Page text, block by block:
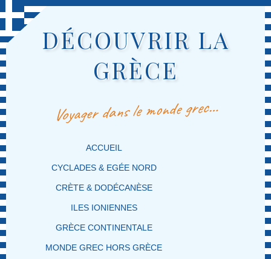
DÉCOUVRIR LA
GRÈCE
Voyager dans le monde grec…
MENU PRINCIPAL
MASQUER LA NAVIGATION PRINCIPALE
MASQUER LA NAVIGATION SECONDAIRE
ACCUEIL
CYCLADES & EGÉE NORD
CRÈTE & DODÉCANÈSE
ILES IONIENNES
GRÈCE CONTINENTALE
MONDE GREC HORS GRÈCE